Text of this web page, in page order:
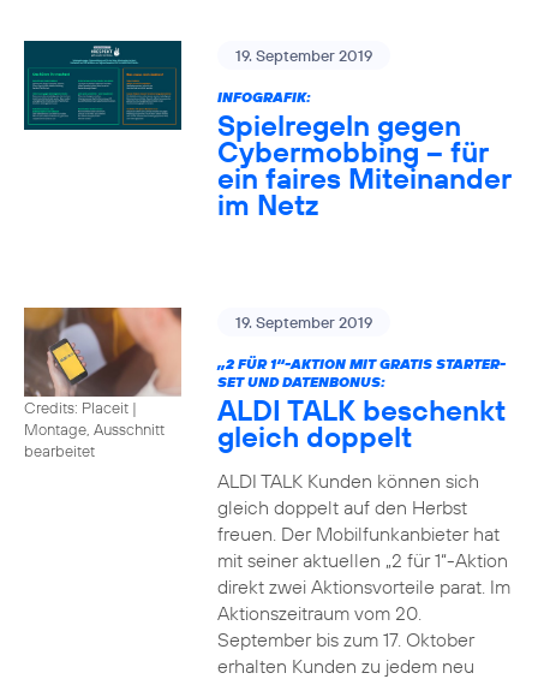
19. September 2019
INFOGRAFIK:
Spielregeln gegen
Cybermobbing – für
ein faires Miteinander
im Netz
Credits: Placeit |
Montage, Ausschnitt
bearbeitet
19. September 2019
„2 FÜR 1“-AKTION MIT GRATIS STARTER-
SET UND DATENBONUS:
ALDI TALK beschenkt
gleich doppelt
ALDI TALK Kunden können sich
gleich doppelt auf den Herbst
freuen. Der Mobilfunkanbieter hat
mit seiner aktuellen „2 für 1“-Aktion
direkt zwei Aktionsvorteile parat. Im
Aktionszeitraum vom 20.
September bis zum 17. Oktober
erhalten Kunden zu jedem neu